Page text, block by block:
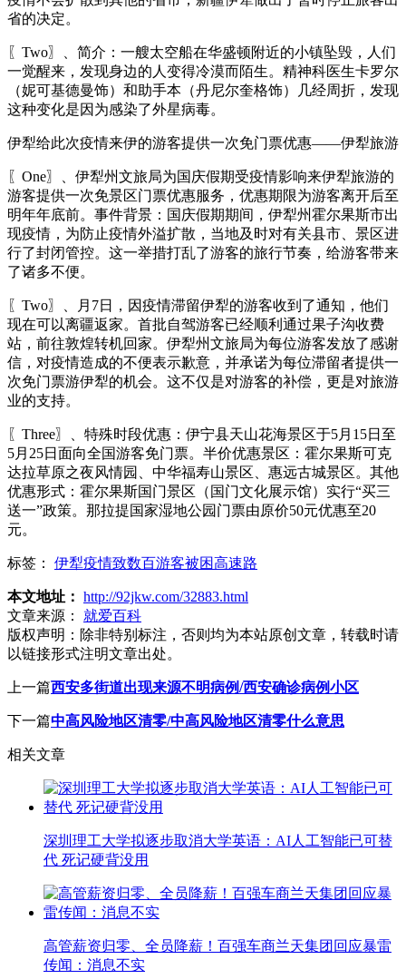
省的决定。
〖Two〗、简介：一艘太空船在华盛顿附近的小镇坠毁，人们
一觉醒来，发现身边的人变得冷漠而陌生。精神科医生卡罗尔
（妮可基德曼饰）和助手本（丹尼尔奎格饰）几经周折，发现
这种变化是因为感染了外星病毒。
伊犁给此次疫情来伊的游客提供一次免门票优惠——伊犁旅游
〖One〗、伊犁州文旅局为国庆假期受疫情影响来伊犁旅游的
游客提供一次免景区门票优惠服务，优惠期限为游客离开后至
明年年底前。事件背景：国庆假期期间，伊犁州霍尔果斯市出
现疫情，为防止疫情外溢扩散，当地及时对有关县市、景区进
行了封闭管控。这一举措打乱了游客的旅行节奏，给游客带来
了诸多不便。
〖Two〗、月7日，因疫情滞留伊犁的游客收到了通知，他们
现在可以离疆返家。首批自驾游客已经顺利通过果子沟收费
站，前往敦煌转机回家。伊犁州文旅局为每位游客发放了感谢
信，对疫情造成的不便表示歉意，并承诺为每位滞留者提供一
次免门票游伊犁的机会。这不仅是对游客的补偿，更是对旅游
业的支持。
〖Three〗、特殊时段优惠：伊宁县天山花海景区于5月15日至
5月25日面向全国游客免门票。半价优惠景区：霍尔果斯可克
达拉草原之夜风情园、中华福寿山景区、惠远古城景区。其他
优惠形式：霍尔果斯国门景区（国门文化展示馆）实行“买三
送一”政策。那拉提国家湿地公园门票由原价50元优惠至20
元。
标签： 伊犁疫情致数百游客被困高速路
本文地址： http://92jkw.com/32883.html
文章来源：
就爱百科
版权声明： 除非特别标注，否则均为本站原创文章，转载时请
以链接形式注明文章出处。
上一篇西安多街道出现来源不明病例/西安确诊病例小区
下一篇中高风险地区清零/中高风险地区清零什么意思
相关文章
深圳理工大学拟逐步取消大学英语：AI人工智能已可替
代 死记硬背没用
高管薪资归零、全员降薪！百强车商兰天集团回应暴雷
传闻：消息不实